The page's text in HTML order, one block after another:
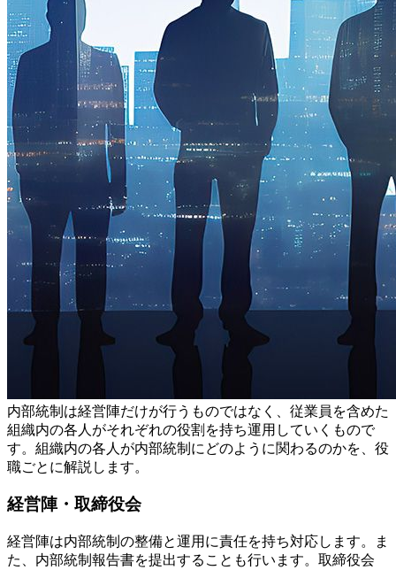
内部統制は経営陣だけが行うものではなく、従業員を含めた
組織内の各人がそれぞれの役割を持ち運用していくもので
す。組織内の各人が内部統制にどのように関わるのかを、役
職ごとに解説します。
経営陣・取締役会
経営陣は内部統制の整備と運用に責任を持ち対応します。ま
た、内部統制報告書を提出することも行います。取締役会